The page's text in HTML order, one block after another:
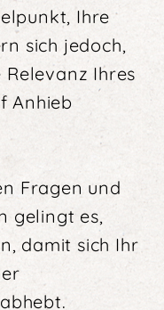
Ihre
sich jedoch,
Ihres
Anhieb
Fragen und
gelingt es,
damit sich Ihr